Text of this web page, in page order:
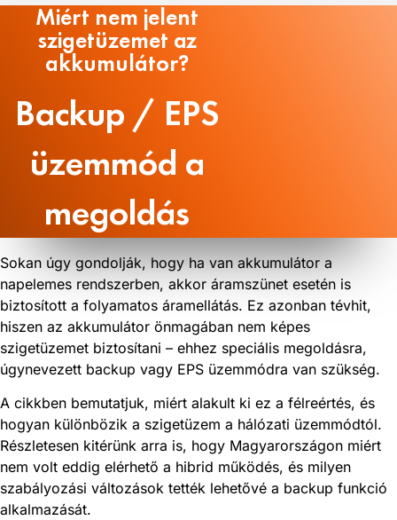
Miért nem jelent
szigetüzemet az
akkumulátor?
Backup / EPS
üzemmód a
megoldás
Sokan úgy gondolják, hogy ha van akkumulátor a
napelemes rendszerben, akkor áramszünet esetén is
biztosított a folyamatos áramellátás. Ez azonban tévhit,
hiszen az akkumulátor önmagában nem képes
szigetüzemet biztosítani – ehhez speciális megoldásra,
úgynevezett backup vagy EPS üzemmódra van szükség.
A cikkben bemutatjuk, miért alakult ki ez a félreértés, és
hogyan különbözik a szigetüzem a hálózati üzemmódtól.
Részletesen kitérünk arra is, hogy Magyarországon miért
nem volt eddig elérhető a hibrid működés, és milyen
szabályozási változások tették lehetővé a backup funkció
alkalmazását.